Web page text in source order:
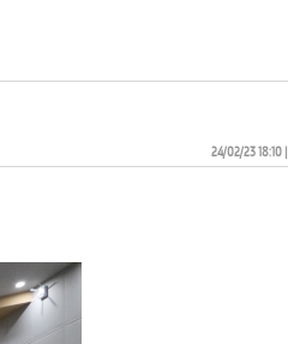
24/02/23 18:10|